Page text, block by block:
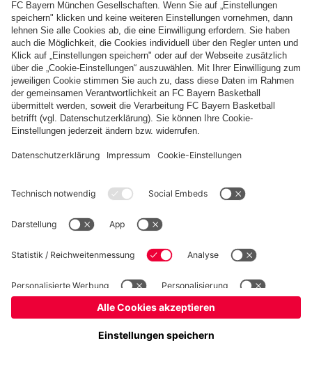
Basketball Frauen Handball Schach Schiedsrichter
Seniorenfußball
Tischtennis
Impressum Datenschutz Nutzungsbedingungen Barrierefreiheit